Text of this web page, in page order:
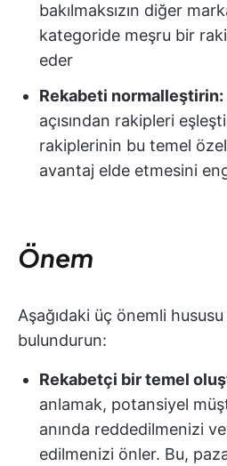
bakılmaksızın diğer
kategoride meşru bir
eder
Rekabeti normalleştirin:
açısından rakipleri
rakiplerinin bu temel
avantaj elde etmesini
Önem
Aşağıdaki üç önemli
bulundurun:
Rekabetçi bir temel
anlamak, potansiyel
anında reddedilmenizi
edilmenizi önler. Bu,